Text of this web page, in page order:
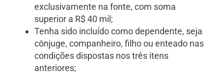
exclusivamente na fonte, com soma
superior a R$ 40 mil;
Tenha sido incluído como dependente, seja
cônjuge, companheiro, filho ou enteado nas
condições dispostas nos três itens
anteriores;